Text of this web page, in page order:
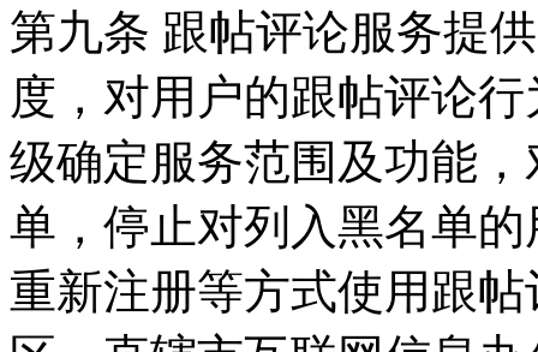
第九条 跟帖评论服务提
度，对用户的跟帖评论
级确定服务范围及功能
单，停止对列入黑名单
重新注册等方式使用跟